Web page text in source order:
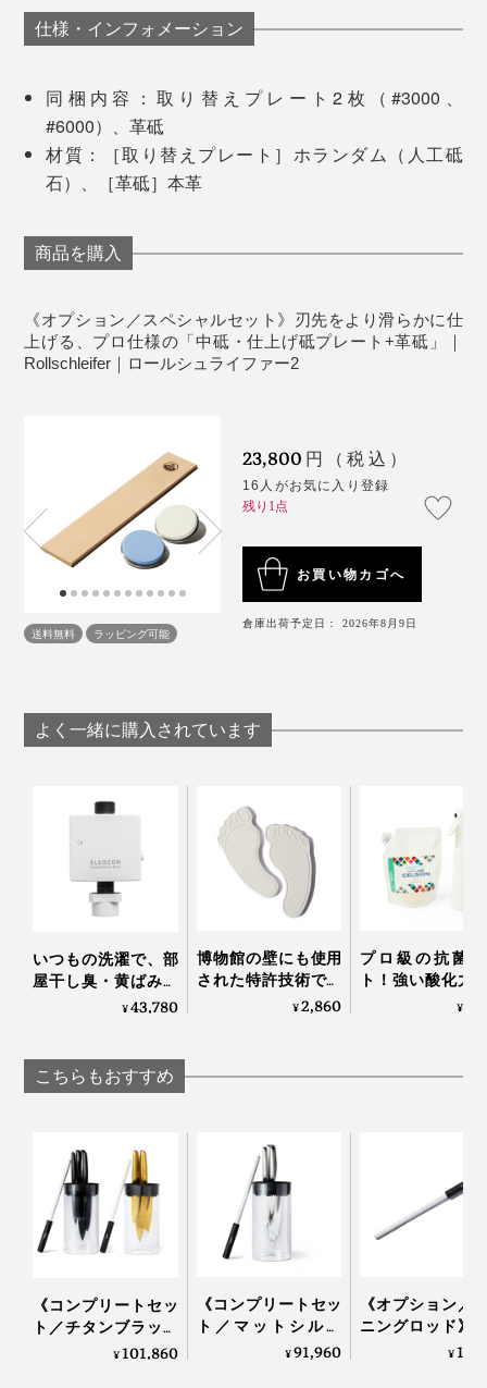
プレートは砥面を反時計回りにまわせば簡単に交換がで
きます。
『ロールシュライファー2』のデフォルト砥面で研いだ
後、「#3000／中砥」→「#6000／仕上げ砥」の順に、
ご自分の感覚で調整しながら数回スクロールして滑らか
に仕上げてください。
写真左は「#3000」と「#6000」を使用した刃先
「#3000」と「#6000」のプレートが汚れたら、砥面同
士を合わせて円を描くように擦り合わせるとキレイにな
ります。
仕様・インフォメーション
同梱内容：取り替えプレート2枚（#3000、
#6000）、革砥
材質：［取り替えプレート］ホランダム（人工砥
石）、［革砥］本革
商品を購入
《オプション／スペシャルセット》刃先をより滑らかに仕
上げる、プロ仕様の「中砥・仕上げ砥プレート+革砥」｜
Rollschleifer｜ロールシュライファー2
送料無料 ラッピング可能
23,800 円（税込）
16人がお気に入り登録
残り1点
お買い物カゴへ
倉庫出荷予定日： 2026年8月9日
よく一緒に購入されています
いつもの洗濯で、部
屋干し臭・黄ばみ・
カビ対策できる「洗
¥43,780
博物館の壁にも使用
された特許技術で、
吸湿＆脱臭しながら
¥2,860
プロ級の抗菌
ト！強い酸化力
菌・カビ・匂い
¥
こちらもおすすめ
《コンプリートセッ
ト／チタンブラック
＆ゴールド》0.3mm
¥101,860
《コンプリートセッ
ト／マットシルバ
ー》0.3mmの極薄刃
¥91,960
《オプション／
ニングロッド》
数回滑らせるだ
¥